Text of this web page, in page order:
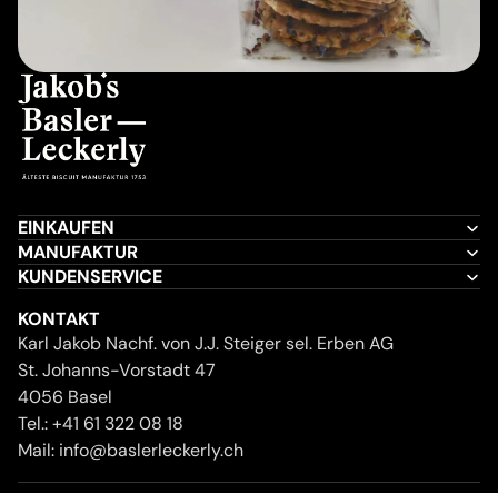
EINKAUFEN
MANUFAKTUR
KUNDENSERVICE
KONTAKT
Karl Jakob Nachf. von J.J. Steiger sel. Erben AG
St. Johanns-Vorstadt 47
4056 Basel
Tel.:+41 61 322 08 18
Mail: info@baslerleckerly.ch